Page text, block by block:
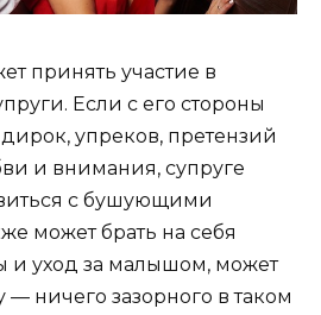
принять участие в
Если с его стороны
упреков, претензий
и внимания, супруге
с бушующими
может брать на себя
и уход за малышом, может
ничего зазорного в таком